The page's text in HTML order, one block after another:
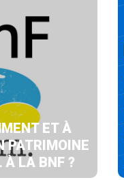
ET À
PATRIMOINE
À LA BNF ?